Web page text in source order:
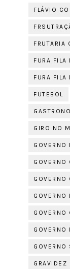
FLÁVIO
FRUTARIA
FURA
FURA FILA
FUTEBOL
GIRO NO
GOVERNO
GOVERNO
GOVERNO
GOVERNO
GOVERNO
GOVERNO
GOVERNO
GRAVIDEZ